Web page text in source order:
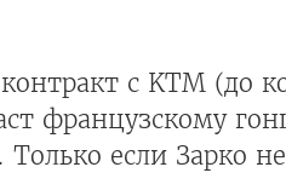
с KTM (до
французскому
Только если Зарко